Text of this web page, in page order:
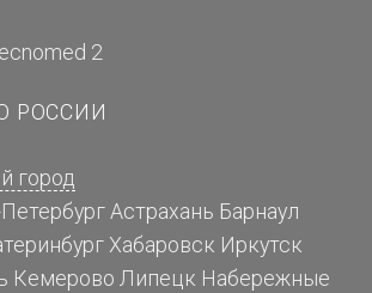
2
РОССИИ
город
Астрахань Барнаул
Хабаровск Иркутск
Кемерово Липецк Набережные